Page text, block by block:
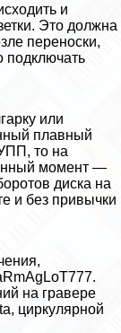
и
Это должна
переноски,
подключать
или
плавный
то на
момент —
диска на
и без привычки
на гравере
циркулярной